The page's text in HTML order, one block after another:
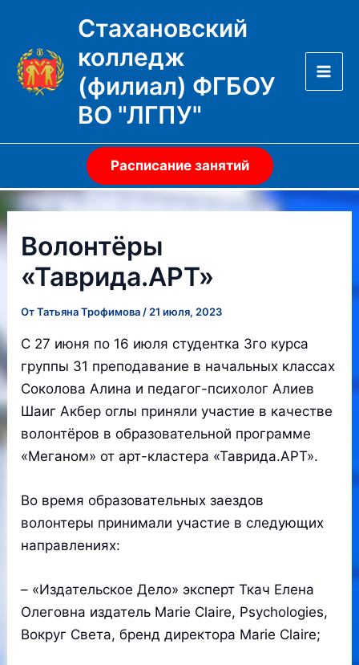
содержимому
Стахановский
колледж
(филиал) ФГБОУ
ВО "ЛГПУ"
Расписание занятий
Волонтёры
«Таврида.АРТ»
ОтТатьяна Трофимова / 21 июля, 2023
С 27 июня по 16 июля студентка 3го курса
группы 31 преподавание в начальных классах
Соколова Алина и педагог-психолог Алиев
Шаиг Акбер оглы приняли участие в качестве
волонтёров в образовательной программе
«Меганом» от арт-кластера «Таврида.АРТ».
Во время образовательных заездов
волонтеры принимали участие в следующих
направлениях:
– «Издательское Дело» эксперт Ткач Елена
Олеговна издатель Marie Claire, Psychologies,
Вокруг Света, бренд директора Marie Claire;